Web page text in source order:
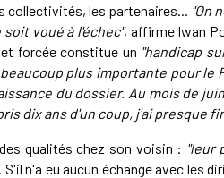
collectivités, les partenaires... "On
voué à l'échec", affirme Iwan
forcée constitue un "handicap
plus importante pour le
du dossier. Au mois de
dix ans d'un coup, j'ai presque
qualités chez son voisin : "leur
S'il n'a eu aucun échange avec les